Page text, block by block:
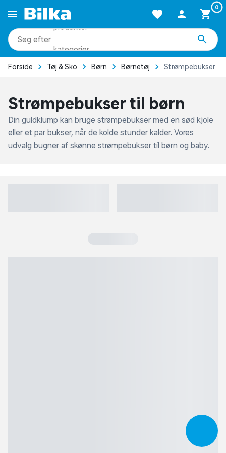
0
Forside Tøj & Sko Børn Børnetøj Strømpebukser
Strømpebukser til børn
Din guldklump kan bruge strømpebukser med en sød kjole
eller et par bukser, når de kolde stunder kalder. Vores
udvalg bugner af skønne strømpebukser til børn og baby.